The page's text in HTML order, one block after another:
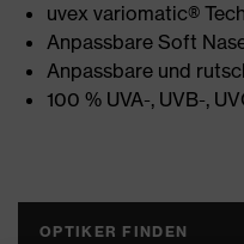
uvex variomatic®
Anpassbare Soft
Anpassbare und
100 % UVA-, UVB-,
OPTIKER FINDEN